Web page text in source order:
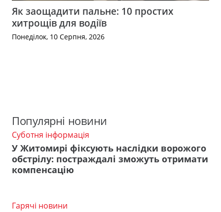
Як заощадити пальне: 10 простих
хитрощів для водіїв
Понеділок, 10 Серпня, 2026
Популярні новини
Суботня інформація
У Житомирі фіксують наслідки ворожого
обстрілу: постраждалі зможуть отримати
компенсацію
Гарячі новини